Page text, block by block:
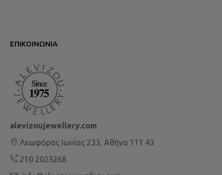
ΕΠΙΚΟΙΝΩΝΊΑ
alevizoujewellery.com
Λεωφόρος Ιωνίας 233, Αθήνα 111 43
210 2023268